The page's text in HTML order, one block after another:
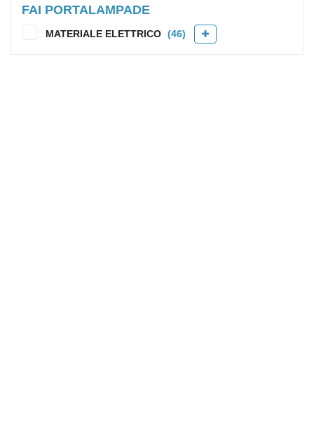
FAI PORTALAMPADE
MATERIALE ELETTRICO (46)